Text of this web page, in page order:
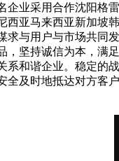
采用合作沈阳格雷
西亚马来西亚新加坡
求与用户与市场共同
，坚持诚信为本，满
系和谐企业。稳定的
全及时地抵达对方客